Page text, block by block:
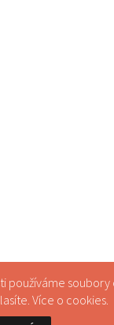
používáme
Více o cookies.